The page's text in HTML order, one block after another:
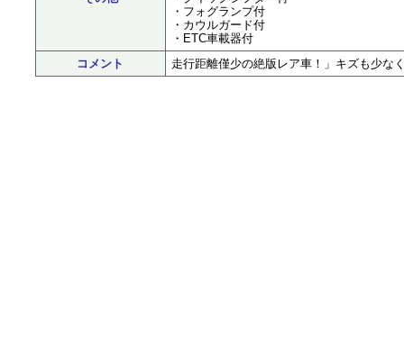
・フォグランプ付
・カウルガード付
・ETC車載器付
コメント
走行距離僅少の絶版レア車！」キズも少な